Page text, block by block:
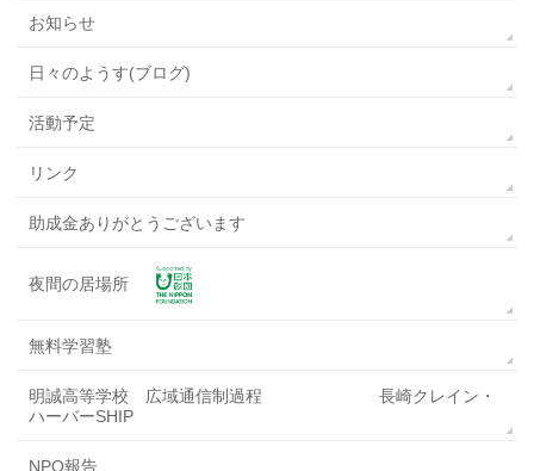
お知らせ
日々のようす(ブログ)
活動予定
リンク
助成金ありがとうございます
夜間の居場所
無料学習塾
明誠高等学校 広域通信制過程 長崎クレイン・
ハーバーSHIP
NPO報告